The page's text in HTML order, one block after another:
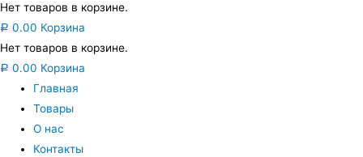
Нет товаров в корзине.
Р 0.00 Корзина
Нет товаров в корзине.
Р 0.00 Корзина
Главная
Товары
О нас
Контакты